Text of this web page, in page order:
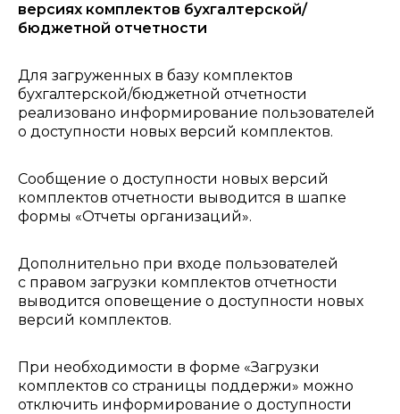
версиях комплектов бухгалтерской/
бюджетной отчетности
Для загруженных в базу комплектов
бухгалтерской/бюджетной отчетности
реализовано информирование пользователей
о доступности новых версий комплектов.
Сообщение о доступности новых версий
комплектов отчетности выводится в шапке
формы «Отчеты организаций».
Дополнительно при входе пользователей
с правом загрузки комплектов отчетности
выводится оповещение о доступности новых
версий комплектов.
При необходимости в форме «Загрузки
комплектов со страницы поддержи» можно
отключить информирование о доступности